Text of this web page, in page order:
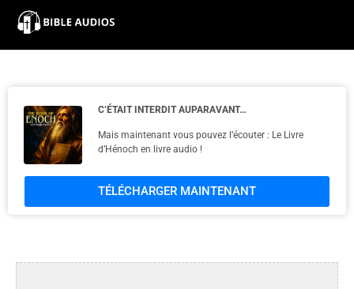
×
Audio
Bible
Copyright
C’ÉTAIT INTERDIT AUPARAVANT…
Mais maintenant vous pouvez l’écouter : Le Livre
d’Hénoch en livre audio !
TÉLÉCHARGER MAINTENANT